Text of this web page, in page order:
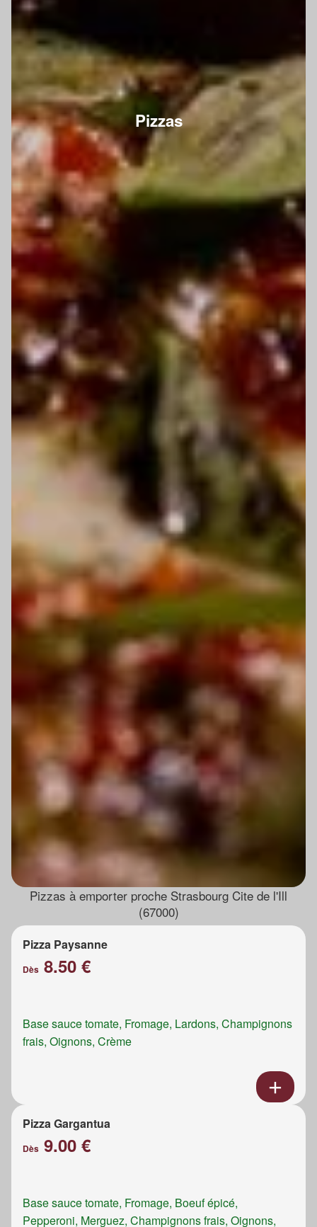
Pizzas
Pizzas à emporter proche Strasbourg Cite de l'Ill
(67000)
Pizza Paysanne
Dès 8.50 €
Base sauce tomate, Fromage, Lardons, Champignons
frais, Oignons, Crème
Pizza Gargantua
Dès 9.00 €
Base sauce tomate, Fromage, Boeuf épicé,
Pepperoni, Merguez, Champignons frais, Oignons,